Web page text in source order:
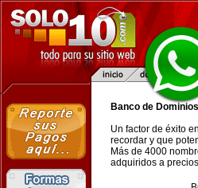
Banco de
Un factor de éxito
recordar y que
Más de 4000
adquiridos a